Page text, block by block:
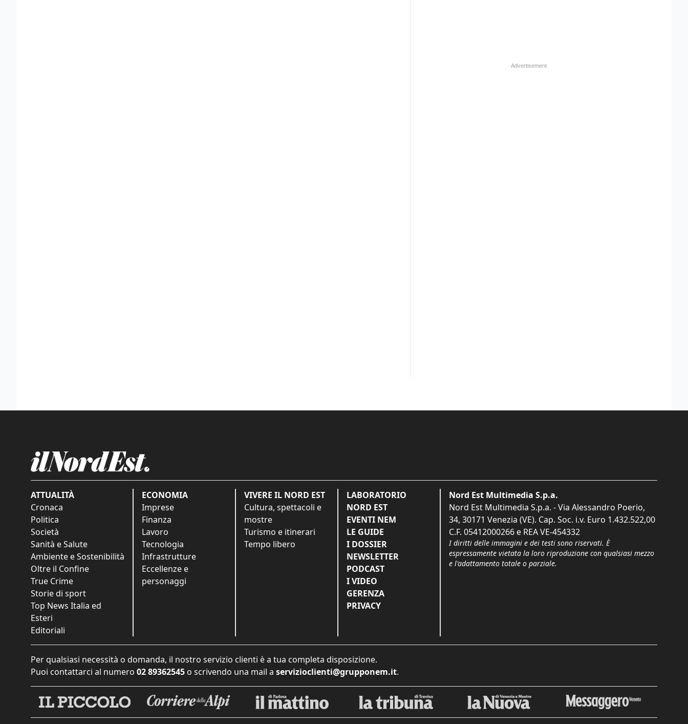
ATTUALITÀ
Cronaca
Politica
Società
Sanità e Salute
Ambiente e Sostenibilità
Oltre il Confine
True Crime
Storie di sport
Top News Italia ed
Esteri
Editoriali
ECONOMIA
Imprese
Finanza
Lavoro
Tecnologia
Infrastrutture
Eccellenze e
personaggi
VIVERE IL NORD EST
Cultura, spettacoli e
mostre
Turismo e itinerari
Tempo libero
LABORATORIO
NORD EST
EVENTI NEM
LE GUIDE
I DOSSIER
NEWSLETTER
PODCAST
I VIDEO
GERENZA
PRIVACY
Nord Est Multimedia S.p.a.
Nord Est Multimedia S.p.a. - Via Alessandro Poerio,
34, 30171 Venezia (VE). Cap. Soc. i.v. Euro 1.432.522,00
C.F. 05412000266 e REA VE-454332
I diritti delle immagini e dei testi sono riservati. È
espressamente vietata la loro riproduzione con qualsiasi mezzo
e l'adattamento totale o parziale.
Per qualsiasi necessità o domanda, il nostro servizio clienti è a tua completa disposizione.
Puoi contattarci al numero 02 89362545 o scrivendo una mail a servizioclienti@grupponem.it.